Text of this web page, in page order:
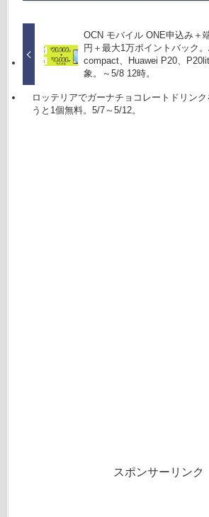
OCN モバイル ONE申込み＋
円＋最大1万ポイントバック
compact、Huawei P20、
象。～5/8 12時。
ロッテリアでガーナチョコレートドリンク
うと1個無料。5/7～5/12。
スポンサーリンク